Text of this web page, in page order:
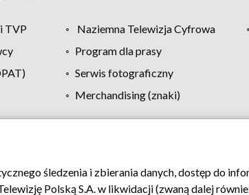
TVP Naziemna Telewizja Cyfrowa
Program dla prasy
Serwis fotograficzny
Merchandising (znaki)
Pomoc Biuro reklamy Kontakt
śledzenia i zbierania danych, dostęp do
Polską S.A. w likwidacji (zwaną dalej